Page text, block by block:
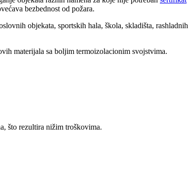
bezbednost od požara.
objekata, sportskih hala, škola, skladišta, rashladnih
materijala sa boljim termoizolacionim svojstvima.
što rezultira nižim troškovima.